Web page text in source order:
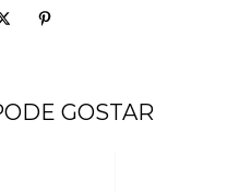
GOSTAR